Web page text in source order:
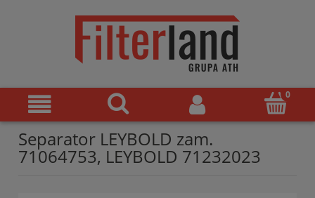
Separator LEYBOLD zam.
71064753, LEYBOLD 71232023